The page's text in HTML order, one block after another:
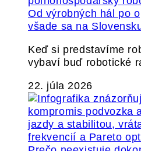
Od výrobných hál po
všade sa na
Keď si predstavíme
vybaví buď robotické
22. júla 2026